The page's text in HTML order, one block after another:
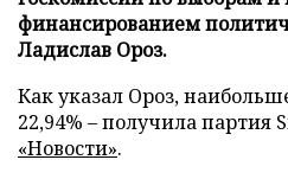
финансированием
Ладислав Ороз.
Как указал Ороз,
22,94% – получила партия
«Новости».